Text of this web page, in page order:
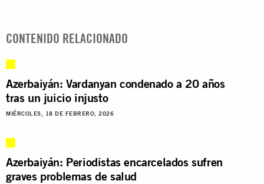
CONTENIDO RELACIONADO
Azerbaiyán: Vardanyan condenado a 20 años
tras un juicio injusto
MIÉRCOLES, 18 DE FEBRERO, 2026
Azerbaiyán: Periodistas encarcelados sufren
graves problemas de salud